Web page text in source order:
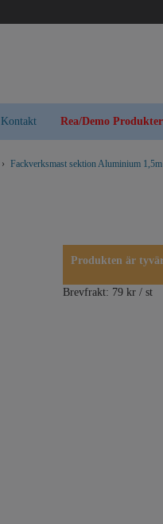
Kontakt Rea/Demo Produkter
› Fackverksmast sektion Aluminium 1,5m
Produkten är
Brevfrakt: 79 kr / st